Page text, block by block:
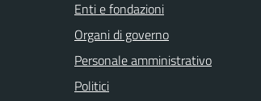
Enti e fondazioni
Organi di governo
Personale amministrativo
Politici